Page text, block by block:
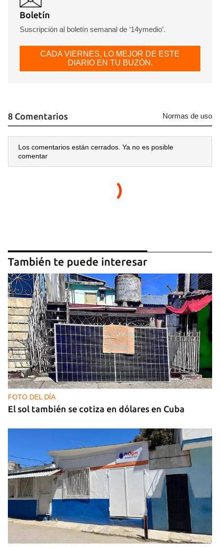
Boletín
Suscripción al boletín semanal de ‘14ymedio’.
CADA VIERNES, LO MEJOR DE ESTE
DIARIO EN TU BUZÓN.
8 Comentarios Normas de uso
Los comentarios están cerrados. Ya no es posible
comentar
También te puede interesar
FOTO DEL DÍA
El sol también se cotiza en dólares en Cuba